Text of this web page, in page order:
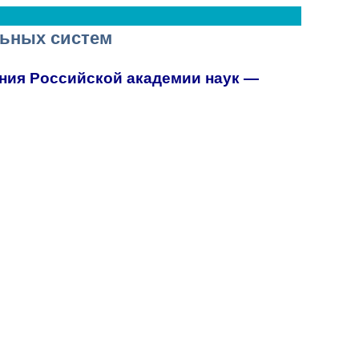
систем
Российской академии наук —